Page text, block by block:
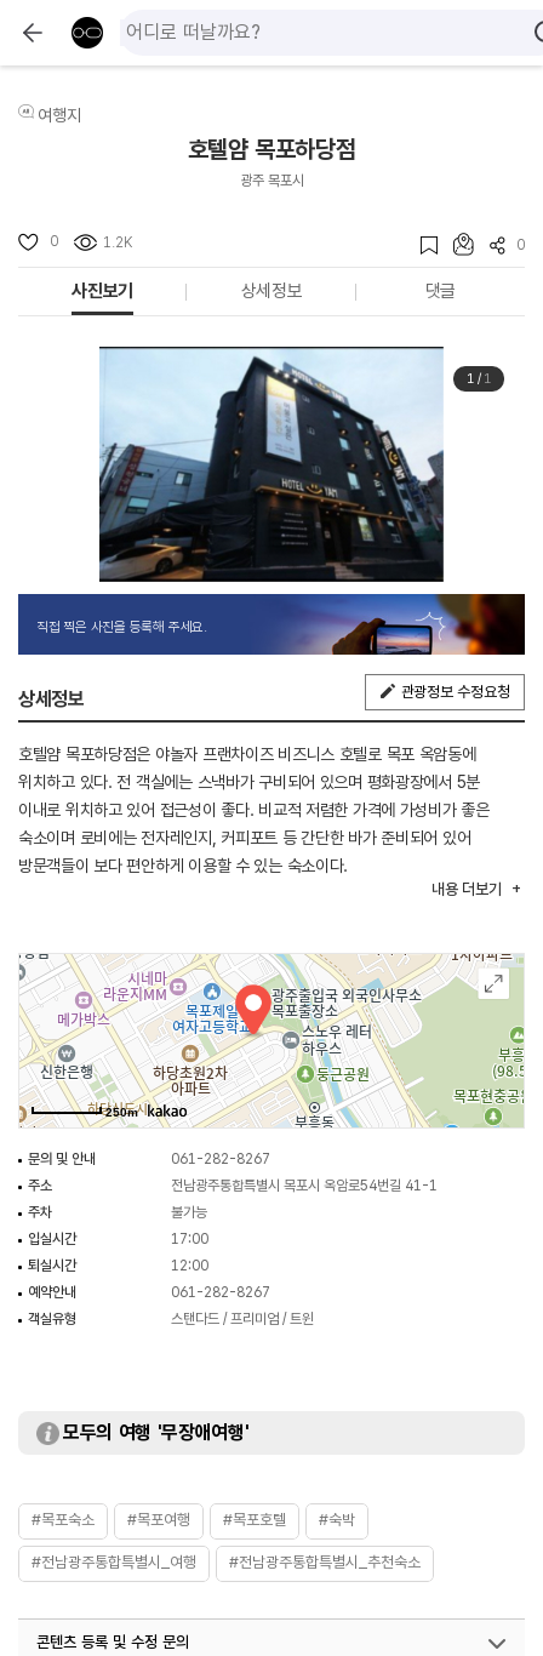
여행지
호텔얌 목포하당점
광주 목포시
0 1.2K 0
사진보기 상세정보 댓글
1/ 1
직접 찍은 사진을 등록해 주세요.
상세정보 관광정보 수정요청
호텔얌 목포하당점은 야놀자 프랜차이즈 비즈니스 호텔로 목포 옥암동에
위치하고 있다. 전 객실에는 스낵바가 구비되어 있으며 평화광장에서 5분
이내로 위치하고 있어 접근성이 좋다. 비교적 저렴한 가격에 가성비가 좋은
숙소이며 로비에는 전자레인지, 커피포트 등 간단한 바가 준비되어 있어
방문객들이 보다 편안하게 이용할 수 있는 숙소이다.
내용 더보기
250m
문의 및 안내
061-282-8267
주소
전남광주통합특별시 목포시 옥암로54번길 41-1
주차
불가능
입실시간
17:00
퇴실시간
12:00
예약안내
061-282-8267
객실유형
스탠다드 / 프리미엄 / 트윈
모두의 여행 '무장애여행'
#목포숙소 #목포여행 #목포호텔 #숙박
#전남광주통합특별시_여행 #전남광주통합특별시_추천숙소
콘텐츠 등록 및 수정 문의